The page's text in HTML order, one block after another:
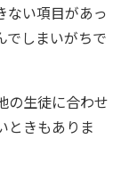
ない項目があっ
でしまいがちで
の生徒に合わせ
ときもありま